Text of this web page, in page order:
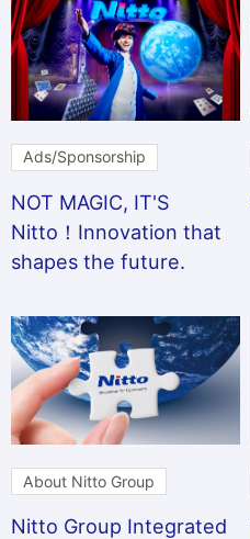
Ads/Sponsorship
NOT MAGIC, IT'S
Nitto！Innovation that
shapes the future.
About Nitto Group
Nitto Group Integrated